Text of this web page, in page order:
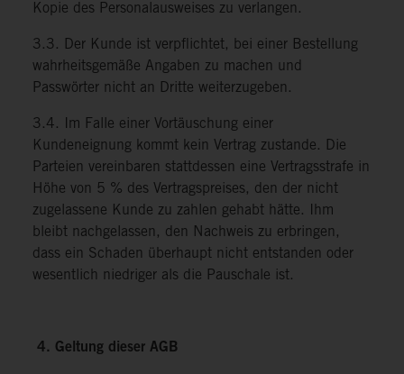
Kopie des Personalausweises zu verlangen.
3.3. Der Kunde ist verpflichtet, bei einer Bestellung
wahrheitsgemäße Angaben zu machen und
Passwörter nicht an Dritte weiterzugeben.
3.4. Im Falle einer Vortäuschung einer
Kundeneignung kommt kein Vertrag zustande. Die
Parteien vereinbaren stattdessen eine Vertragsstrafe in
Höhe von 5 % des Vertragspreises, den der nicht
zugelassene Kunde zu zahlen gehabt hätte. Ihm
bleibt nachgelassen, den Nachweis zu erbringen,
dass ein Schaden überhaupt nicht entstanden oder
wesentlich niedriger als die Pauschale ist.
4. Geltung dieser AGB